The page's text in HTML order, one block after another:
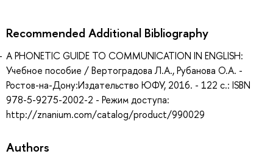
Recommended Additional Bibliography
A PHONETIC GUIDE TO COMMUNICATION IN ENGLISH:
Учебное пособие / Вертоградова Л.А., Рубанова О.А. -
Ростов-на-Дону:Издательство ЮФУ, 2016. - 122 с.: ISBN
978-5-9275-2002-2 - Режим доступа:
http://znanium.com/catalog/product/990029
Authors